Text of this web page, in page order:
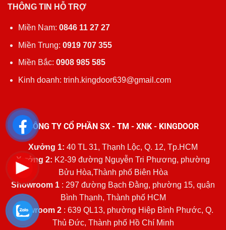
THÔNG TIN HỖ TRỢ
Miền Nam: 0846 11 27 27
Miền Trung: 0919 707 355
Miền Bắc: 0908 985 585
Kinh doanh: trinh.kingdoor639@gmail.com
CÔNG TY CỔ PHẦN SX - TM - XNK - KINGDOOR
Xưởng 1: 40 TL 31, Thạnh Lộc, Q. 12, Tp.HCM
Xưởng 2: K2-39 đường Nguyễn Tri Phương, phường
Bửu Hòa,Thành phố Biên Hòa
Showroom 1 : 297 đường Bạch Đằng, phường 15, quận
Bình Thạnh, Thành phố HCM
Showroom 2: 639 QL13, phường Hiệp Bình Phước, Q.
Thủ Đức, Thành phố Hồ Chí Minh